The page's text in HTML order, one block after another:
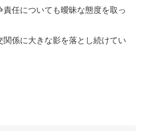
責任についても曖昧な態度を取っ
関係に大きな影を落とし続けてい